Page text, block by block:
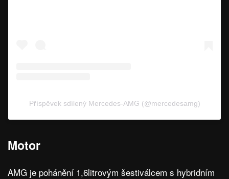
Příspěvek sdílený Mercedes-AMG (@mercedesamg)
Motor
AMG je pohánění 1,6litrovým šestiválcem s hybridním